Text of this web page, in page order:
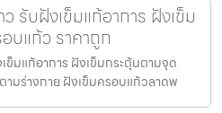
รับฝังเข็มแก้อาการ ฝังเข็ม
บแก้ว ราคาถูก
มแก้อาการ ฝังเข็มกระตุ้นตามจุด
ามร่างกาย ฝังเข็มครอบแก้วลาดพ